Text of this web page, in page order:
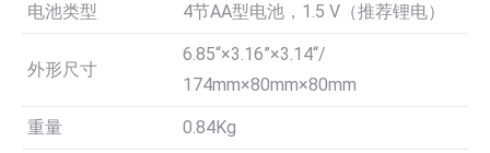
电池类型 4节AA型电池，1.5 V（推荐锂电）
外形尺寸
6.85“×3.16”×3.14“/
174mm×80mm×80mm
重量 0.84Kg